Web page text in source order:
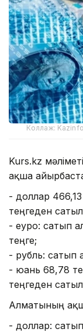
Коллаж:
Kurs.kz
ақша
- доллар
теңгеден
- еуро: сатып
теңге;
- рубль: сатып
- юань 68,78
теңгеден
Алматының
- доллар: